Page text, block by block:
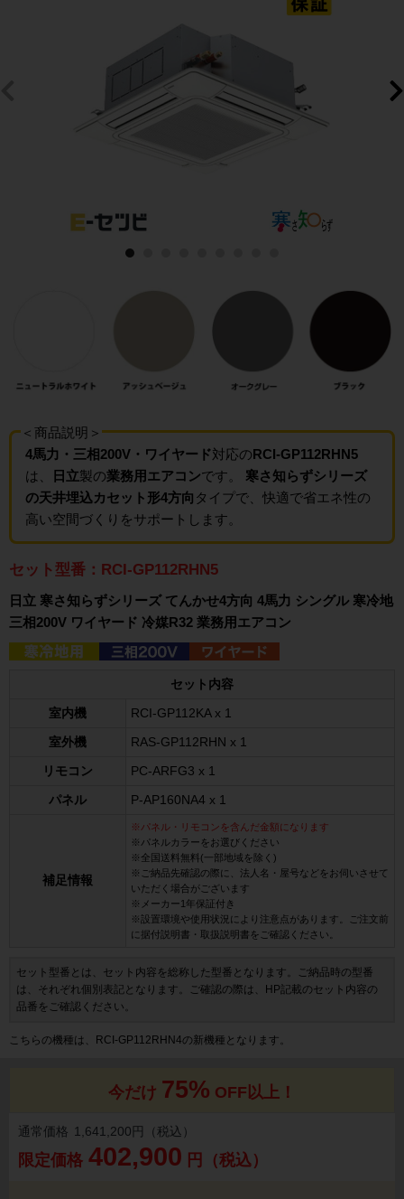
＜商品説明＞
4馬力・三相200V・ワイヤード対応のRCI-GP112RHN5
は、
日立製の業務用エアコンです。 寒さ知らずシリーズ
の天井埋込カセット形4方向 タイプで、快適で省エネ性の
高い空間づくりをサポートします。
セット型番：RCI-GP112RHN5
日立 寒さ知らずシリーズ てんかせ4方向 4馬力 シングル 寒冷地
三相200V ワイヤード 冷媒R32 業務用エアコン
セット内容
室内機 RCI-GP112KA x 1
室外機 RAS-GP112RHN x 1
リモコン PC-ARFG3 x 1
パネル P-AP160NA4 x 1
補足情報
※パネル・リモコンを含んだ金額になります
※パネルカラーをお選びください
※全国送料無料(一部地域を除く)
※ご納品先確認の際に、法人名・屋号などをお伺いさせて
いただく場合がございます
※メーカー1年保証付き
※設置環境や使用状況により注意点があります。ご注文前
に据付説明書・取扱説明書をご確認ください。
セット型番とは、セット内容を総称した型番となります。ご納品時の型番
は、それぞれ個別表記となります。ご確認の際は、HP記載のセット内容の
品番をご確認ください。
こちらの機種は、RCI-GP112RHN4の新機種となります。
今だけ 75% OFF以上！
通常価格 1,641,200円（税込）
限定価格 402,900 円（税込）